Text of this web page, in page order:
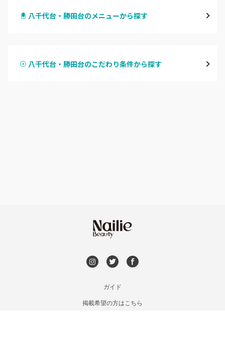
八千代台・勝田台のメニューから探す
八千代台・勝田台のこだわり条件から探す
ガイド
掲載希望の方はこちら